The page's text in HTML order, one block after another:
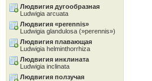
Людвигия дугообразная
Ludwigia arcuata
Людвигия «perennis»
Ludwigia glandulosa (»perennis»)
Людвигия плавающая
Ludwigia helminthorrhiza
Людвигия инклината
Ludwigia inclinata
Людвигия ползучая